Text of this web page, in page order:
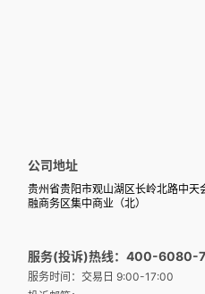
公司地址
贵州省贵阳市观山湖区长岭北路中天
融商务区集中商业（北）
服务(投诉)热线：400-6080-
服务时间：交易日 9:00-17:00